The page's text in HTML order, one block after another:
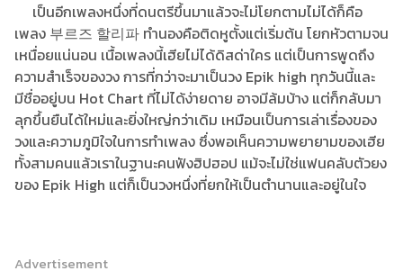
เป็นอีกเพลงหนึ่งที่ดนตรีขึ้นมาแล้วจะไม่โยกตามไม่ได้ก็คือ
เพลง 부르즈 할리파 ทำนองคือติดหูตั้งแต่เริ่มต้น โยกหัวตามจน
เหนื่อยแน่นอน เนื้อเพลงนี้เฮียไม่ได้ดิสด่าใคร แต่เป็นการพูดถึง
ความสำเร็จของวง การที่กว่าจะมาเป็นวง Epik high ทุกวันนี้และ
มีชื่ออยู่บน Hot Chart ที่ไม่ได้ง่ายดาย อาจมีล้มบ้าง แต่ก็กลับมา
ลุกขึ้นยืนได้ใหม่และยิ่งใหญ่กว่าเดิม เหมือนเป็นการเล่าเรื่องของ
วงและความภูมิใจในการทำเพลง ซึ่งพอเห็นความพยายามของเฮีย
ทั้งสามคนแล้วเราในฐานะคนฟังฮิปฮอป แม้จะไม่ใช่แฟนคลับตัวยง
ของ Epik High แต่ก็เป็นวงหนึ่งที่ยกให้เป็นตำนานและอยู่ในใจ
Advertisement